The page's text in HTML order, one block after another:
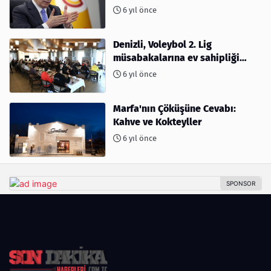
6 yıl önce
Denizli, Voleybol 2. Lig
müsabakalarına ev sahipliği
yapıyor
6 yıl önce
Marfa'nın Çöküşüne Cevabı:
Kahve ve Kokteyller
6 yıl önce